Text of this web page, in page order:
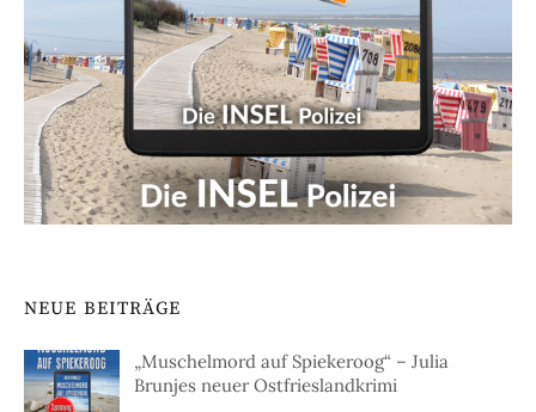
NEUE BEITRÄGE
„Muschelmord auf Spiekeroog“ – Julia
Brunjes neuer Ostfrieslandkrimi